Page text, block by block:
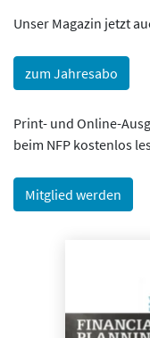
Unser Magazin jetzt
zum Jahresabo
Print- und Online-
beim NFP kostenlos
Mitglied werden